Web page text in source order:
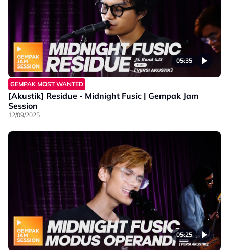
05:35
GEMPAK MOST WANTED
[Akustik] Residue - Midnight Fusic | Gempak Jam
Session
12/09/2025
05:25